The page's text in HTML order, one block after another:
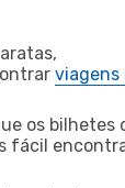
viagens
os bilhetes
fácil